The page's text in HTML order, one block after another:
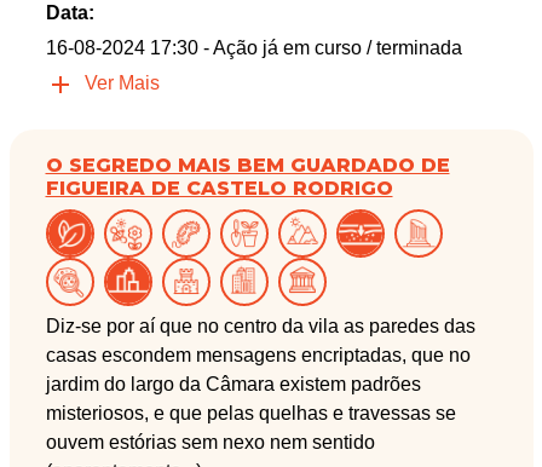
Data:
16-08-2024 17:30 - Ação já em curso / terminada
Ver Mais
O SEGREDO MAIS BEM GUARDADO DE
FIGUEIRA DE CASTELO RODRIGO
Diz-se por aí que no centro da vila as paredes das
casas escondem mensagens encriptadas, que no
jardim do largo da Câmara existem padrões
misteriosos, e que pelas quelhas e travessas se
ouvem estórias sem nexo nem sentido